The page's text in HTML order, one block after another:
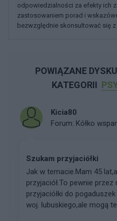
odpowiedzialności za efekty ich
zastosowaniem porad i
bezwzględnie skonsultować się z
POWIĄZANE
KATEGORII
Kicia80
Forum: Kółko
Szukam przyjaciółki
Jak w temacie.Mam 45
przyjaciół.To pewnie
przyjaciółki do
woj. lubuskiego,ale mogą